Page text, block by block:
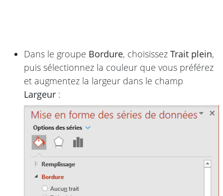
Dans le groupe Bordure, choisissez Trait plein,
puis sélectionnez la couleur que vous préférez
et augmentez la largeur dans le champ
Largeur :